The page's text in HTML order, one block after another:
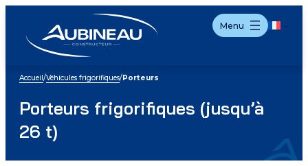
contenu
Menu
Accueil /Véhicules frigorifiques/Porteurs
Porteurs frigorifiques (jusqu’à
26 t)